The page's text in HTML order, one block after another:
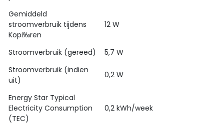
Gemiddeld
stroomverbruik tijdens
Kopi‰ren
12 W
Stroomverbruik (gereed)
5,7 W
Stroomverbruik (indien
uit)
0,2 W
Energy Star Typical
Electricity Consumption
(TEC)
0,2 kWh/week